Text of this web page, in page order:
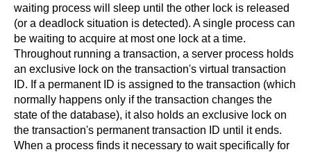
waiting process will sleep until the other lock is released
(or a deadlock situation is detected). A single process can
be waiting to acquire at most one lock at a time.
Throughout running a transaction, a server process holds
an exclusive lock on the transaction's virtual transaction
ID. If a permanent ID is assigned to the transaction (which
normally happens only if the transaction changes the
state of the database), it also holds an exclusive lock on
the transaction's permanent transaction ID until it ends.
When a process finds it necessary to wait specifically for